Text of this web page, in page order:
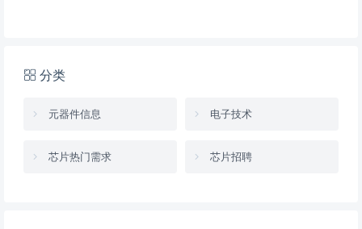
分类
元器件信息 电子技术
芯片热门需求 芯片招聘